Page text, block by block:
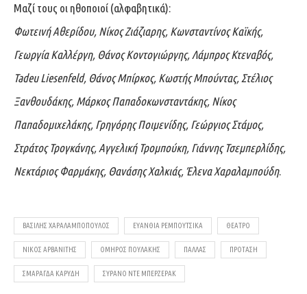
Μαζί τους οι ηθοποιοί (αλφαβητικά):
Φωτεινή Αθερίδου, Νίκος Ζιάζιαρης, Κωνσταντίνος Καϊκής,
Γεωργία Καλλέργη, Θάνος Κοντογιώργης, Λάμπρος Κτεναβός,
Tadeu Liesenfeld, Θάνος Μπίρκος, Κωστής Μπούντας, Στέλιος
Ξανθουδάκης, Μάρκος Παπαδοκωνσταντάκης, Νίκος
Παπαδομιχελάκης, Γρηγόρης Ποιμενίδης, Γεώργιος Στάμος,
Στράτος Τρογκάνης, Αγγελική Τρομπούκη, Γιάννης Τσεμπερλίδης,
Νεκτάριος Φαρμάκης, Θανάσης Χαλκιάς, Έλενα Χαραλαμπούδη.
ΒΑΣΊΛΗΣ ΧΑΡΑΛΑΜΠΌΠΟΥΛΟΣ ΕΥΑΝΘΊΑ ΡΕΜΠΟΎΤΣΙΚΑ ΘΈΑΤΡΟ
ΝΊΚΟΣ ΑΡΒΑΝΊΤΗΣ ΌΜΗΡΟΣ ΠΟΥΛΆΚΗΣ ΠΑΛΛΆΣ ΠΡΌΤΑΣΗ
ΣΜΑΡΆΓΔΑ ΚΑΡΎΔΗ ΣΥΡΑΝΌ ΝΤΕ ΜΠΕΡΖΕΡΆΚ